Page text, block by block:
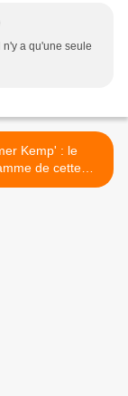
n'y a qu'une seule
Kemp' : le
de cette
semaine >